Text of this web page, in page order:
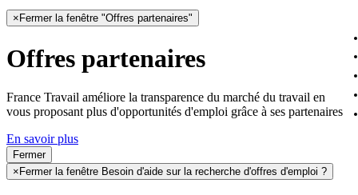
× Fermer la fenêtre "Offres partenaires"
Offres partenaires
France Travail améliore la transparence du marché du travail en
vous proposant plus d'opportunités d'emploi grâce à ses partenaires
En savoir plus
Fermer
× Fermer la fenêtre Besoin d'aide sur la recherche d'offres d'emploi ?